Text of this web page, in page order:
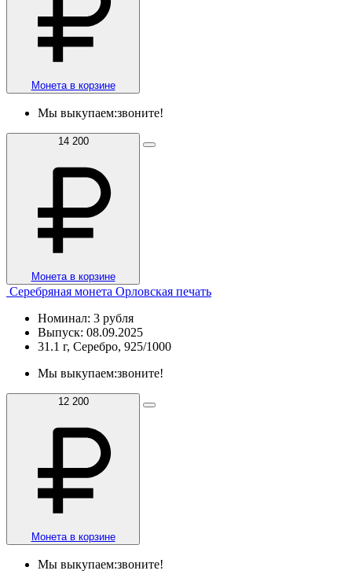
Монета в корзине
Мы выкупаем:звоните!
14 200
Монета в корзине
Серебряная монета Орловская печать
Номинал: 3 рубля
Выпуск: 08.09.2025
31.1 г, Серебро, 925/1000
Мы выкупаем:звоните!
12 200
Монета в корзине
Мы выкупаем:звоните!